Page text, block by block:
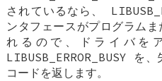
されているなら、
ンタフェースがプログラム
れるので、ドライバを
LIBUSB_ERROR_BUSY を
コードを返します。